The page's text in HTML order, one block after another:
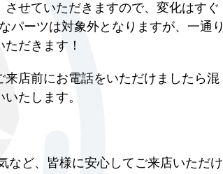
せていただきますので、変化はすぐ
ーツは対象外となりますが、一通り
だきます！
店前にお電話をいただけましたら混
たします。
ど、皆様に安心してご来店いただけ